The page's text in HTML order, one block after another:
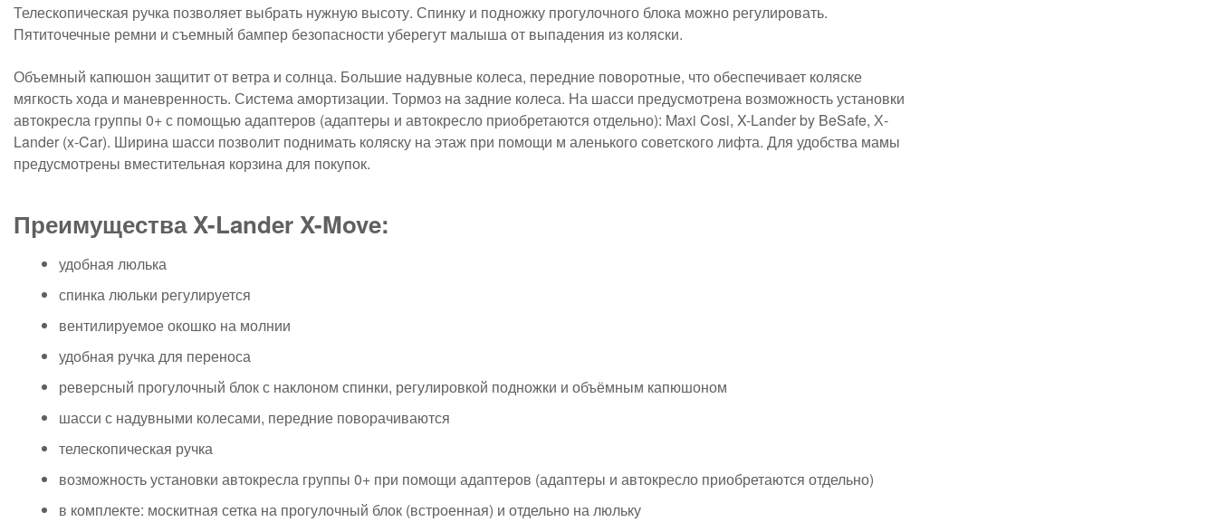
Телескопическая ручка позволяет выбрать нужную высоту. Спинку и подножку прогулочного блока можно регулировать.
Пятиточечные ремни и съемный бампер безопасности уберегут малыша от выпадения из коляски.
Объемный капюшон защитит от ветра и солнца. Большие надувные колеса, передние поворотные, что обеспечивает коляске
мягкость хода и маневренность. Система амортизации. Тормоз на задние колеса. На шасси предусмотрена возможность установки
автокресла группы 0+ с помощью адаптеров (адаптеры и автокресло приобретаются отдельно): Maxi Cosi, X-Lander by BeSafe, Х-
Lander (x-Car). Ширина шасси позволит поднимать коляску на этаж при помощи м аленького советского лифта. Для удобства мамы
предусмотрены вместительная корзина для покупок.
Преимущества X-Lander X-Move:
удобная люлька
спинка люльки регулируется
вентилируемое окошко на молнии
удобная ручка для переноса
реверсный прогулочный блок с наклоном спинки, регулировкой подножки и объёмным капюшоном
шасси с надувными колесами, передние поворачиваются
телескопическая ручка
возможность установки автокресла группы 0+ при помощи адаптеров (адаптеры и автокресло приобретаются отдельно)
в комплекте: москитная сетка на прогулочный блок (встроенная) и отдельно на люльку